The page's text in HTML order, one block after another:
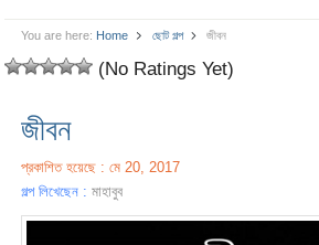
You are here: Home ছোট গল্প জীবন
(No Ratings Yet)
জীবন
প্রকাশিত হয়েছে : মে 20, 2017
গল্প লিখেছেন :মাহাবুব